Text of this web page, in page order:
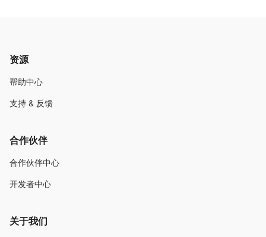
资源
帮助中心
支持 & 反馈
合作伙伴
合作伙伴中心
开发者中心
关于我们